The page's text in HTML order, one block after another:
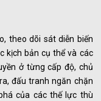
theo dõi sát diễn biến
kịch bản cụ thể và các
ở từng cấp độ, chủ
đấu tranh ngăn chặn
của các thế lực thù